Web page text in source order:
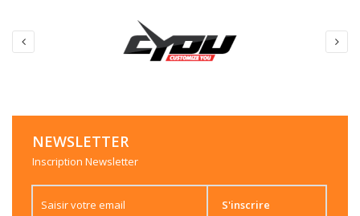
NEWSLETTER
Inscription Newsletter
S'inscrire